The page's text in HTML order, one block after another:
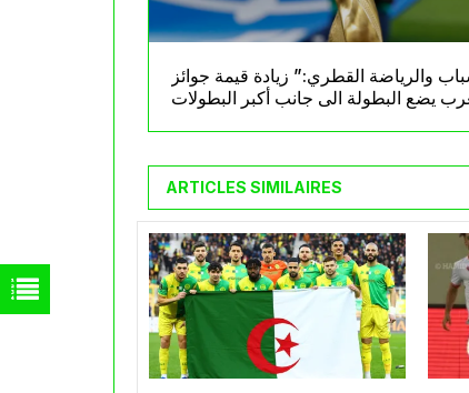
والرياضة القطري:” زيادة قيمة جوائز
يضع البطولة الى جانب أكبر البطولات
ARTICLES SIMILAIRES